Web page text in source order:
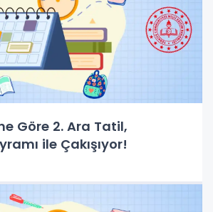
Göre 2. Ara Tatil,
ile Çakışıyor!